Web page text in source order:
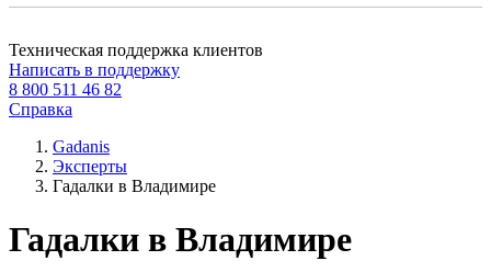
Техническая поддержка клиентов
Написать в поддержку
8 800 511 46 82
Справка
Gadanis
Эксперты
Гадалки в Владимире
Гадалки в Владимире